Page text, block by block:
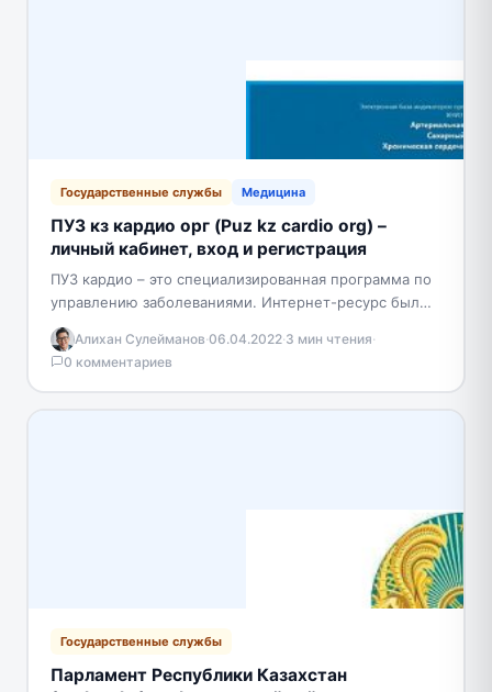
Государственные службы Медицина
ПУЗ кз кардио орг (Puz kz cardio org) –
личный кабинет, вход и регистрация
ПУЗ кардио – это специализированная программа по
управлению заболеваниями. Интернет-ресурс был
разработан по инициативе Министерства
здравоохранения Казахстана и предназначен для
внутреннего использования…
Алихан Сулейманов·06.04.2022·3 мин чтения·
0 комментариев
Государственные службы
Парламент Республики Казахстан